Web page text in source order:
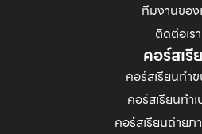
ทีมงานของ
ติดต่อเรา
คอร์สเรี
คอร์สเรียนทำ
คอร์สเรียนทำเ
คอร์สเรียนถ่ายภ